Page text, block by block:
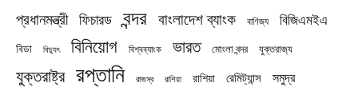
প্রধানমন্ত্রী ফিচারড বন্দর বাংলাদেশ ব্যাংক বাণিজ্য বিজিএমইএ
বিডা বিদ্যুৎ বিনিয়োগ বিশ্বব্যাংক ভারত মোংলা বন্দর যুক্তরাজ্য
যুক্তরাষ্ট্র রপ্তানি রাজস্ব রাশিয়া রাশিয়া রেমিট্যান্স সমুদ্র